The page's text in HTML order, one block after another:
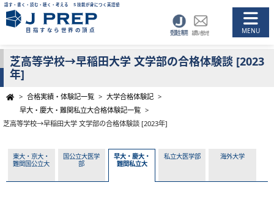
話す・書く・読む・聴く・考える ５技能が身につく英語塾
目指すなら世界の頂点
芝高等学校→早稲田大学 文学部の合格体験談 [2023
年]
> 合格実績・体験記一覧 > 大学合格体験記 >
早大・慶大・難関私立大合格体験記一覧 >
芝高等学校→早稲田大学 文学部の合格体験談 [2023年]
東大・京大・
難関国公立大
国公立大医学
部
早大・慶大・
難関私立大
私立大医学部 海外大学